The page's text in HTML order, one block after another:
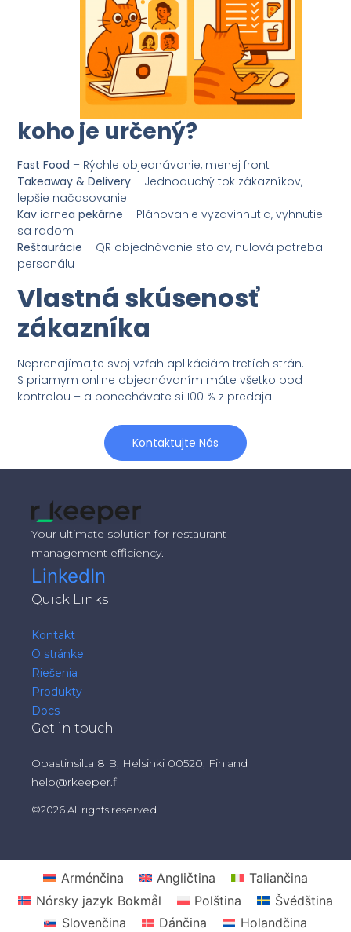
koho je určený?
Fast Food – Rýchle objednávanie, menej front
Takeaway & Delivery – Jednoduchý tok zákazníkov,
lepšie načasovanie
Kav iarnea pekárne – Plánovanie vyzdvihnutia, vyhnutie
sa radom
Reštaurácie – QR objednávanie stolov, nulová potreba
personálu
Vlastná skúsenosť
zákazníka
Neprenajímajte svoj vzťah aplikáciám tretích strán.
S priamym online objednávaním máte všetko pod
kontrolou – a ponechávate si 100 % z predaja.
Kontaktujte Nás
Your ultimate solution for restaurant
management efficiency.
LinkedIn
Quick Links
Kontakt
O stránke
Riešenia
Produkty
Docs
Get in touch
Opastinsilta 8 B, Helsinki 00520, Finland
help@rkeeper.fi
©2026 All rights reserved
Arménčina Angličtina
Taliančina
Nórsky jazyk Bokmål
Polština
Švédština
Slovenčina
Dánčina Holandčina